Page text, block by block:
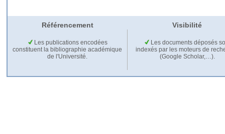
Référencement Visibilité
Les publications encodées
constituent la bibliographie académique
de l'Université.
Les documents déposés
indexés par les moteurs de
(Google Scholar,…).